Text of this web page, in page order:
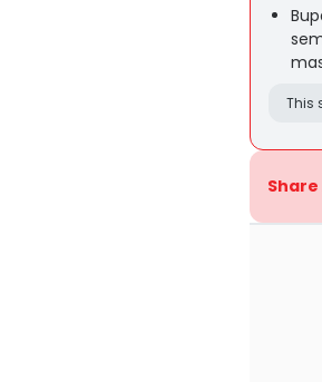
This